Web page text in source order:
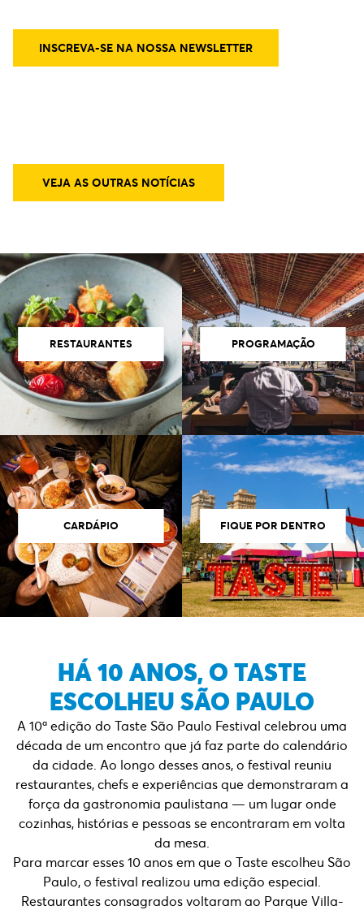
INSCREVA-SE NA NOSSA NEWSLETTER
VEJA AS OUTRAS NOTÍCIAS
RESTAURANTES PROGRAMAÇÃO
CARDÁPIO FIQUE POR DENTRO
HÁ 10 ANOS, O TASTE
ESCOLHEU SÃO PAULO
A 10ª edição do Taste São Paulo Festival celebrou uma
década de um encontro que já faz parte do calendário
da cidade. Ao longo desses anos, o festival reuniu
restaurantes, chefs e experiências que demonstraram a
força da gastronomia paulistana — um lugar onde
cozinhas, histórias e pessoas se encontraram em volta
da mesa.
Para marcar esses 10 anos em que o Taste escolheu São
Paulo, o festival realizou uma edição especial.
Restaurantes consagrados voltaram ao Parque Villa-